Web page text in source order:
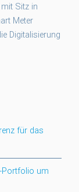
Sitz in
Meter
Digitalisierung
für das
Portfolio um